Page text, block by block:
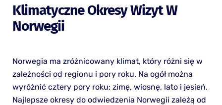
Klimatyczne Okresy Wizyt W
Norwegii
Norwegia ma zróżnicowany klimat, który różni się w
zależności od regionu i pory roku. Na ogół można
wyróżnić cztery pory roku: zimę, wiosnę, lato i jesień.
Najlepsze okresy do odwiedzenia Norwegii zależą od